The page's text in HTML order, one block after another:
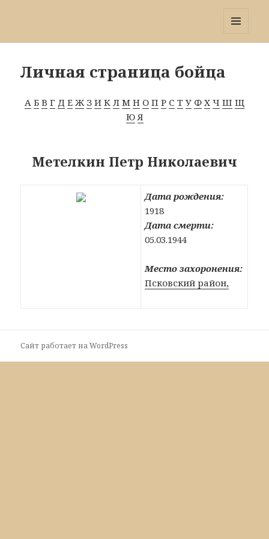
Личная страница бойца
А Б В Г Д Е Ж З И К Л М Н О П Р С Т У Ф Х Ч Ш Щ
Ю Я
Метелкин Петр Николаевич
Дата рождения:
1918
Дата смерти:
05.03.1944
Место захоронения:
Псковский район,
Сайт работает на WordPress